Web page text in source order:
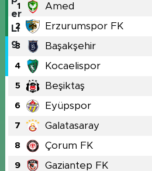
1 Amed
2 Erzurumspor FK
3 Başakşehir
4 Kocaelispor
5 Beşiktaş
6 Eyüpspor
7 Galatasaray
8 Çorum FK
9 Gaziantep FK